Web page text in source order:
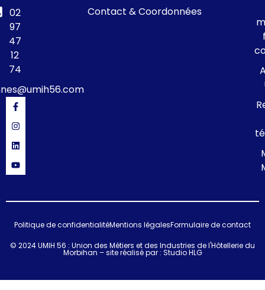
02
97
47
12
74
Contact & Coordonnées
© 2024 UMIH 56 : Union des Métiers et des Industries de l'Hôtellerie du
Morbihan – site réalisé par : Studio HLG
Politique de confidentialitéMentions légalesFormulaire de contact